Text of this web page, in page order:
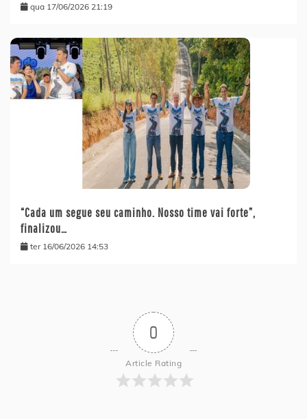
qua 17/06/2026 21:19
“Cada um segue seu caminho. Nosso time vai forte”,
finalizou…
ter 16/06/2026 14:53
0
Article Rating